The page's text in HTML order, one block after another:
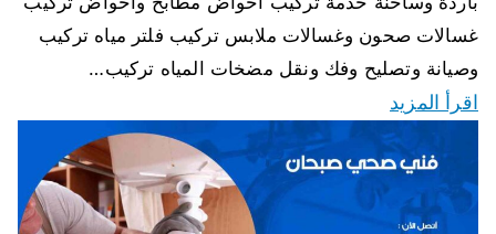
غسالات صحون وغسالات ملابس تركيب فلتر مياه تركيب
وصيانة وتصليح وفك ونقل مضخات المياه تركيب…
اقرأ المزيد